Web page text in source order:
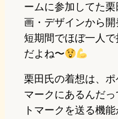
ームに参加してた
画・デザインから
短期間でほぼ一人
だよね〜
栗田氏の着想は、
マークにあるんだっ
トマークを送る機